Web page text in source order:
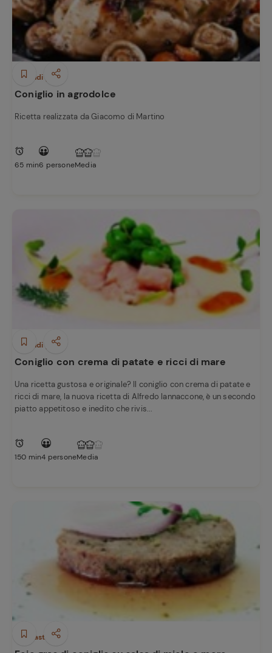
Secondi piatti
Coniglio in agrodolce
Ricetta realizzata da Giacomo di Martino
65 min6 personeMedia
Secondi piatti
Coniglio con crema di patate e ricci di mare
Una ricetta gustosa e originale? Il coniglio con crema di patate e
ricci di mare, la nuova ricetta di Alfredo Iannaccone, è un secondo
piatto appetitoso e inedito che rivis...
150 min4 personeMedia
Antipasti